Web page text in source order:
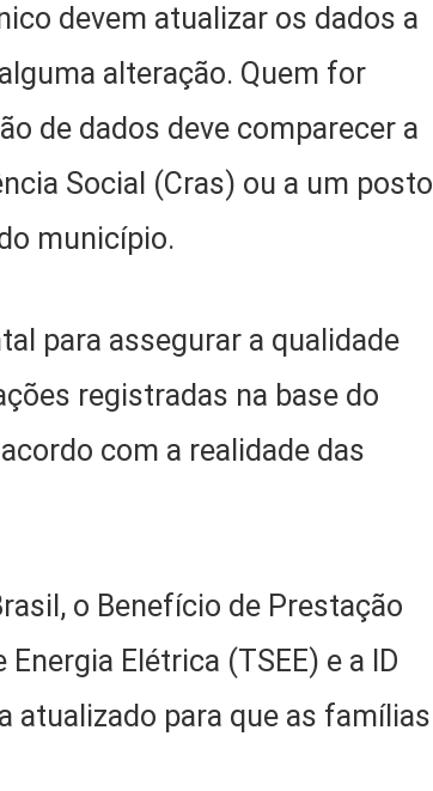
devem atualizar os dados a
alteração. Quem for
de dados deve comparecer a
Social (Cras) ou a um posto
município.
para assegurar a qualidade
registradas na base do
com a realidade das
o Benefício de Prestação
Elétrica (TSEE) e a ID
atualizado para que as famílias